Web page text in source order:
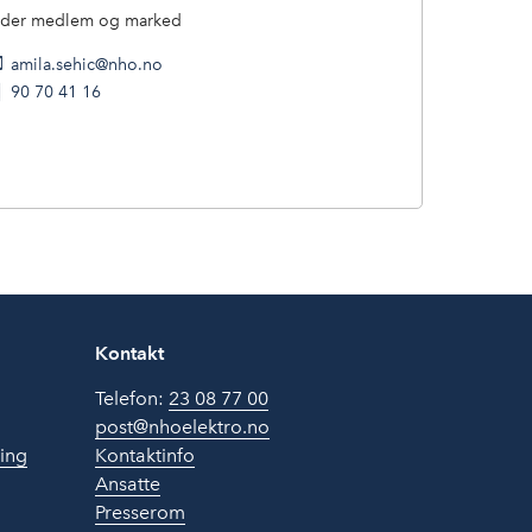
medlem og marked
amila.sehic@nho.no
90 70 41 16
Kontakt
Telefon: 23 08 77 00
post@nhoelektro.no
Kontaktinfo
Ansatte
Presserom